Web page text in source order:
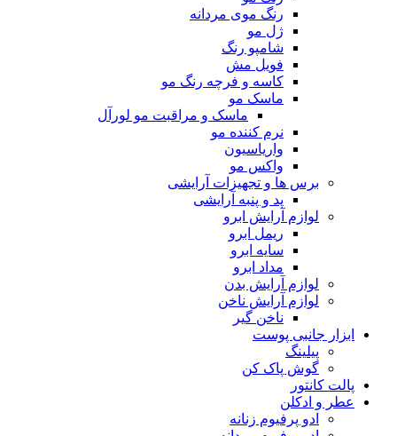
رنگ موی مردانه
ژل مو
شامپو رنگ
فویل مش
کاسه و فرچه رنگ مو
ماسک مو
ماسک و مراقبت مو لورآل
نرم کننده مو
واریاسیون
واکس مو
برس ها و تجهیزات آرایشی
پد و پنبه آرایشی
لوازم آرایش ابرو
ریمل ابرو
سایه ابرو
مداد ابرو
لوازم آرایش بدن
لوازم آرایش ناخن
ناخن گیر
ابزار جانبی پوست
پیلینگ
گوش پاک کن
پالت کانتور
عطر و ادکلن
ادو پرفیوم زنانه